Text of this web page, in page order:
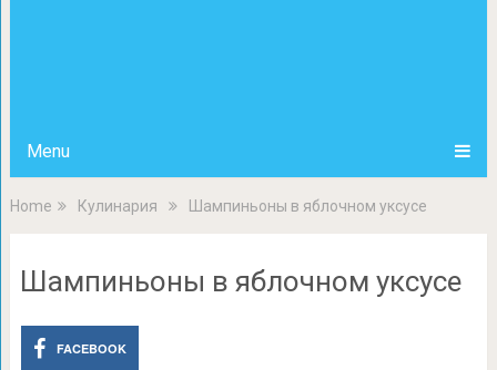
Menu
Home Кулинария Шампиньоны в яблочном уксусе
Шампиньоны в яблочном уксусе
FACEBOOK